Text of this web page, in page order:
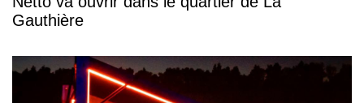
Gauthière